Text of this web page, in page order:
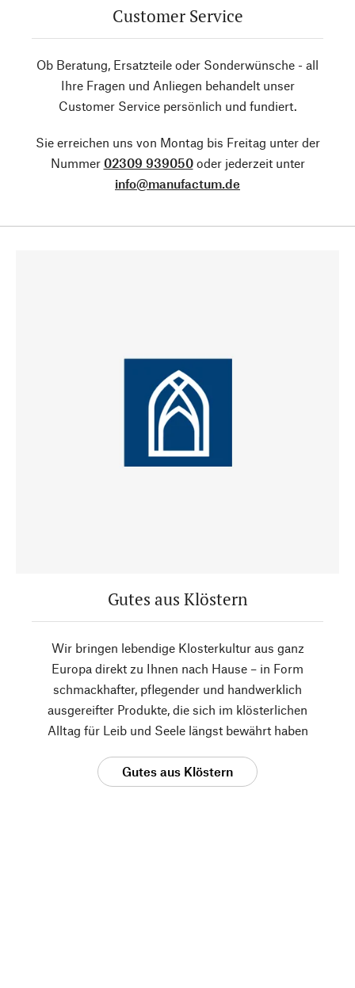
Customer Service
Ob Beratung, Ersatzteile oder Sonderwünsche - all
Ihre Fragen und Anliegen behandelt unser
Customer Service persönlich und fundiert.
Sie erreichen uns von Montag bis Freitag unter der
Nummer 02309 939050oder jederzeit unter
info@manufactum.de
Gutes aus Klöstern
Wir bringen lebendige Klosterkultur aus ganz
Europa direkt zu Ihnen nach Hause – in Form
schmackhafter, pflegender und handwerklich
ausgereifter Produkte, die sich im klösterlichen
Alltag für Leib und Seele längst bewährt haben
Gutes aus Klöstern